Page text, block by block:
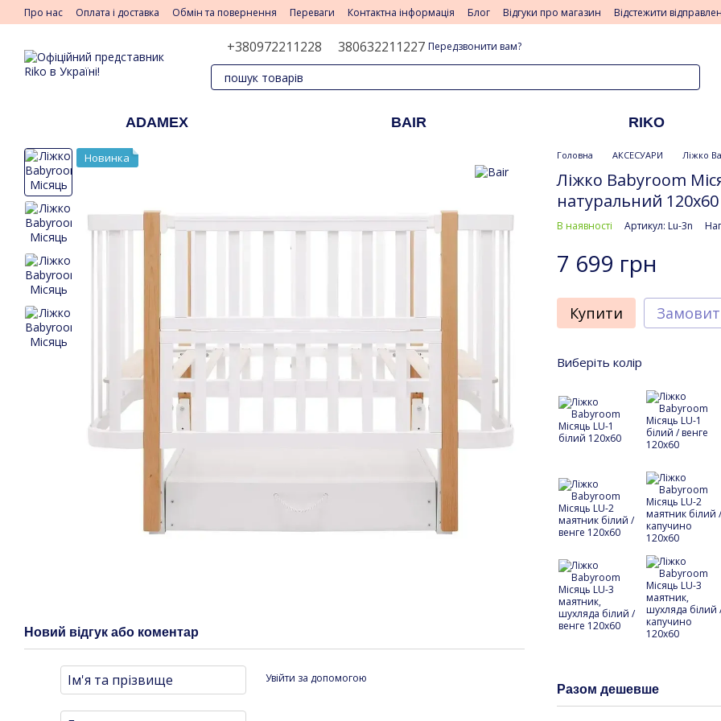
Перейти до основного контенту
Про нас Оплата і доставка Обмін та повернення Переваги Контактна інформація Блог Відгуки про магазин Відстежити
+380972211228 380632211227 Передзвонити вам?
ADAMEX BAIR RIKO
Новинка
Новий відгук або коментар
Увійти за допомогою
Головна АКСЕСУАРИ Ліжко
Ліжко Babyroom
натуральний 120x60
В наявності Артикул: Lu-3n
7 699 грн
Купити
Виберіть колір
Разом дешевше